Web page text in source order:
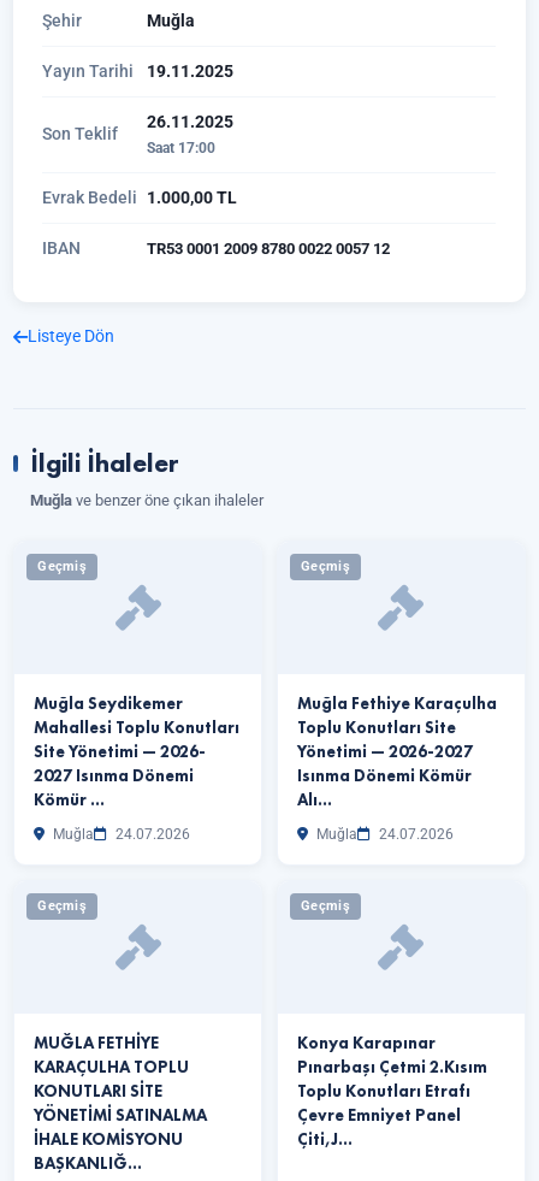
Şehir Muğla
Yayın Tarihi 19.11.2025
Son Teklif
26.11.2025
Saat 17:00
Evrak Bedeli 1.000,00 TL
IBAN TR53 0001 2009 8780 0022 0057 12
Listeye Dön
İlgili İhaleler
Muğla ve benzer öne çıkan ihaleler
Geçmiş
Muğla Seydikemer
Mahallesi Toplu Konutları
Site Yönetimi — 2026-
2027 Isınma Dönemi
Kömür …
Muğla 24.07.2026
Geçmiş
Muğla Fethiye Karaçulha
Toplu Konutları Site
Yönetimi — 2026-2027
Isınma Dönemi Kömür
Alı…
Muğla 24.07.2026
Geçmiş
MUĞLA FETHİYE
KARAÇULHA TOPLU
KONUTLARI SİTE
YÖNETİMİ SATINALMA
İHALE KOMİSYONU
BAŞKANLIĞ…
Geçmiş
Konya Karapınar
Pınarbaşı Çetmi 2.Kısım
Toplu Konutları Etrafı
Çevre Emniyet Panel
Çiti,J…